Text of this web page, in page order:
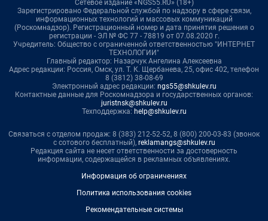
Сетевое издание «NGS55.RU» (18+)
Зарегистрировано Федеральной службой по надзору в сфере связи,
информационных технологий и массовых коммуникаций
(Роскомнадзор). Регистрационный номер и дата принятия решения о
регистрации - ЭЛ № ФС 77 - 78819 от 07.08.2020 г.
Учредитель: Общество с ограниченной ответственностью "ИНТЕРНЕТ
ТЕХНОЛОГИИ"
Главный редактор: Назарчук Ангелина Алексеевна
Адрес редакции: Россия, Омск, ул. Т. К. Щербанева, 25, офис 402, телефон
8 (3812) 38-08-69
Электронный адрес редакции: ngs55@shkulev.ru
Контактные данные для Роскомнадзора и государственных органов:
juristnsk@shkulev.ru
Техподдержка: help@shkulev.ru
Связаться с отделом продаж: 8 (383) 212-52-52, 8 (800) 200-03-83 (звонок
с сотового бесплатный), reklamangs@shkulev.ru
Редакция сайта не несет ответственности за достоверность
информации, содержащейся в рекламных объявлениях.
Информация об ограничениях
Политика использования cookies
Рекомендательные системы